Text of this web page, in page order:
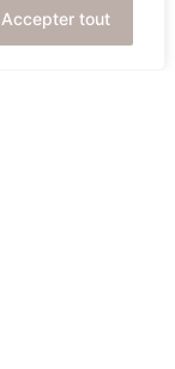
Accepter tout